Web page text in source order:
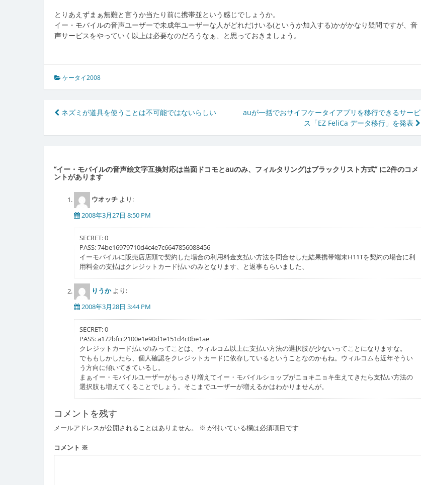
とりあえずまぁ無難と言うか当たり前に携帯並という感じでしょうか。
イー・モバイルの音声ユーザーで未成年ユーザーな人がどれだけいる(というか加入する)かがかなり疑問ですが、音
声サービスをやっていく以上は必要なのだろうなぁ、と思っておきましょう。
ケータイ2008
投
稿
ビ
ゲ
ー
ネズミが道具を使うことは不可能ではないらしい
auが一括でおサイフケータイアプリを移行できるサービ
ス「EZ FeliCa データ移行」を発表
“イー・モバイルの音声絵文字互換対応は当面ドコモとauのみ、フィルタリングはブラックリスト方式” に2件のコメ
ントがあります
ウオッチ より:
2008年3月27日 8:50 PM
SECRET: 0
PASS: 74be16979710d4c4e7c6647856088456
イーモバイルに販売店店頭で契約した場合の利用料金支払い方法を問合せした結果携帯端末H11Tを契約の場合に利
用料金の支払はクレジットカード払いのみとなります、と返事もらいました、
りうか より:
2008年3月28日 3:44 PM
SECRET: 0
PASS: a172bfcc2100e1e90d1e151d4c0be1ae
クレジットカード払いのみってことは、ウィルコム以上に支払い方法の選択肢が少ないってことになりますな。
でももしかしたら、個人確認をクレジットカードに依存しているということなのかもね。ウィルコムも近年そうい
う方向に傾いてきているし。
まぁイー・モバイルユーザーがもっさり増えてイー・モバイルショップがニョキニョキ生えてきたら支払い方法の
選択肢も増えてくることでしょう。そこまでユーザーが増えるかはわかりませんが。
コメントを残す
メールアドレスが公開されることはありません。 ※ が付いている欄は必須項目です
コメント ※